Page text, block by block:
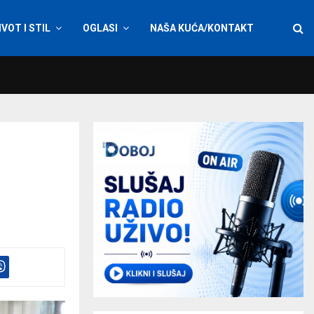
I STIL OGLASI NAŠA KUĆA/KONTAKT